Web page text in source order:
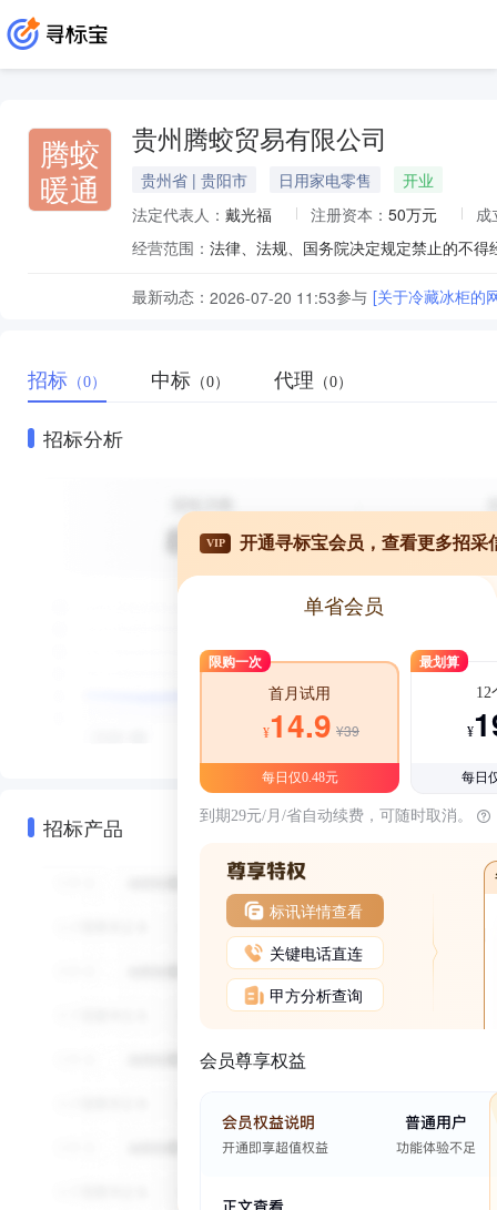
腾蛟
暖通
贵州腾蛟贸易有限公司
贵州省 | 贵阳市 日用家电零售
开业
法定代表人： 戴光福 注册资本： 50万元
成
经营范围：
最新动态： 2026-07-20 11:53参与 [关于冷藏冰柜的
招标 （0） 中标 （0） 代理 （0）
招标分析
招标产品
VIP 开通寻标宝会员，查看更多招采
单省会员
限购一次
首月试用
¥14.9 ¥39
每日仅0.48元
最划算
12
¥
每日
到期29元/月/省自动续费，可随时取消。
标讯详情查看
关键电话直连
甲方分析查询
会员尊享权益